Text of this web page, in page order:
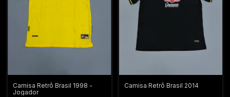
Camisa Retrô Brasil 1998 -
Jogador
Camisa Retrô Brasil 2014